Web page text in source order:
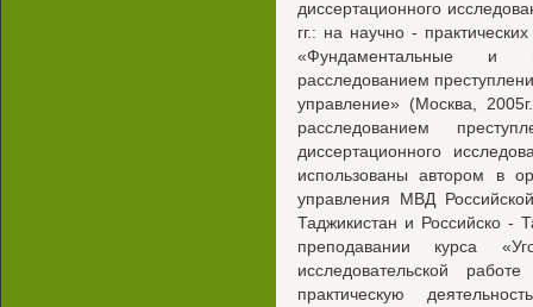
диссертационного
гг.: на научно -
«Фундаментальные и
расследованием
управление» (Москва,
расследованием
диссертационного
использованы автором в
управления МВД
Таджикистан и Российско -
преподавании курса
исследовательской
практическую